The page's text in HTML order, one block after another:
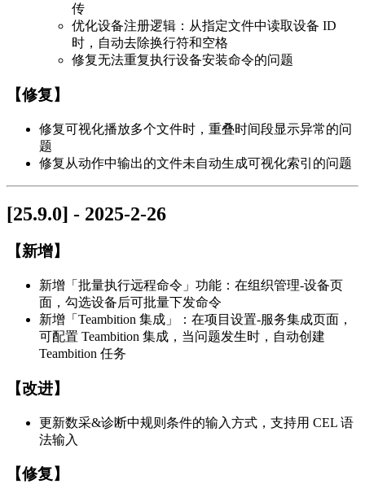
传
优化设备注册逻辑：从指定文件中读取设备 ID
时，自动去除换行符和空格
修复无法重复执行设备安装命令的问题
【修复】
修复可视化播放多个文件时，重叠时间段显示异常的问
题
修复从动作中输出的文件未自动生成可视化索引的问题
[25.9.0] - 2025-2-26
【新增】
新增「批量执行远程命令」功能：在组织管理-设备页
面，勾选设备后可批量下发命令
新增「Teambition 集成」：在项目设置-服务集成页面，
可配置 Teambition 集成，当问题发生时，自动创建
Teambition 任务
【改进】
更新数采&诊断中规则条件的输入方式，支持用 CEL 语
法输入
【修复】